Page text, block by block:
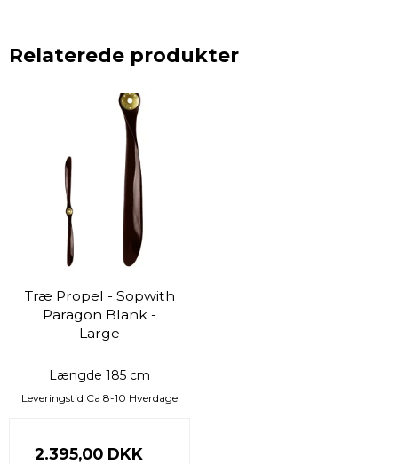
Relaterede produkter
Træ Propel - Sopwith
Paragon Blank -
Large
Længde 185 cm
Leveringstid Ca 8-10 Hverdage
2.395,00 DKK